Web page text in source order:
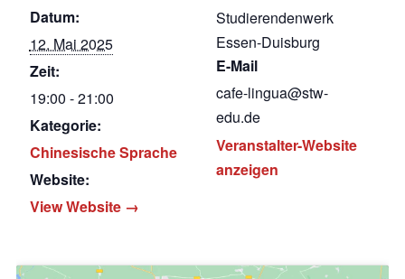
Datum:
12. Mai 2025
Zeit:
19:00 - 21:00
Kategorie:
Chinesische Sprache
Website:
View Website →
Studierendenwerk
Essen-Duisburg
E-Mail
cafe-lingua@stw-
edu.de
Veranstalter-Website
anzeigen